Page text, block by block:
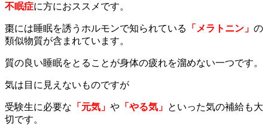
不眠症に方におススメです。
棗には睡眠を誘うホルモンで知られている 「メラトニン」 の
類似物質が含まれています。
質の良い睡眠をとることが身体の疲れを溜めない一つです。
気は目に見えないものですが
受験生に必要な 「元気」 や 「やる気」 といった気の補給も大
切です。